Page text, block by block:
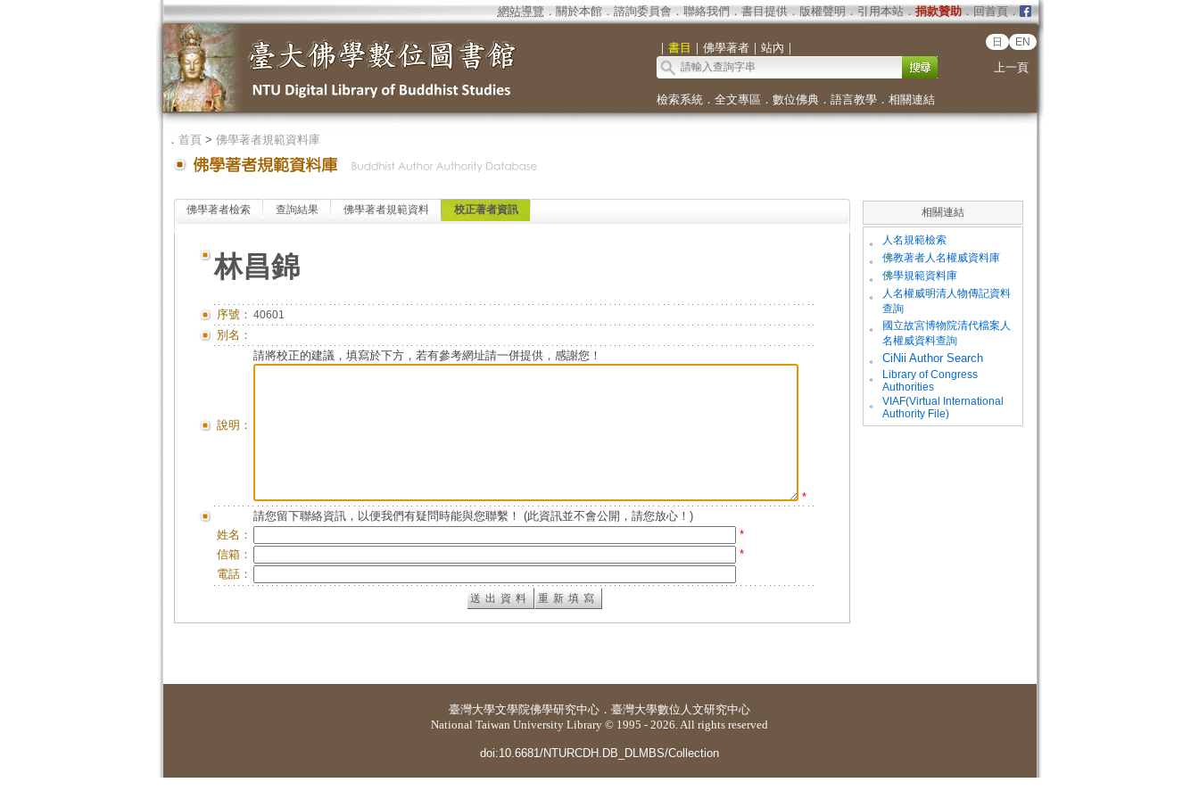
網站導覽 ． 關於本館． 諮詢委員會． 聯絡我們 ． 書目提供． 版權聲明 ． 引用本站． 捐款贊助．回首頁．
｜ 書目 ｜ 佛學著者｜ 站內 ｜ 日 EN
上一頁
檢索系統． 全文專區 ． 數位佛典． 語言教學． 相關連結
． 首頁> 佛學著者規範資料庫
佛學著者檢索 查詢結果 佛學著者規範資料 校正著者資訊
林昌錦
序號： 40601
別名：
說明：
請將校正的建議，填寫於下方，若有參考網址請一併提供，感謝您！
*
請您留下聯絡資訊，以便我們有疑問時能與您聯繫！ (此資訊並不會公開，請您放心！)
姓名：
*
信箱：
*
電話：
相關連結
。 人名規範檢索
。 佛教著者人名權威資料庫
。 佛學規範資料庫
。
人名權威明清人物傳記資料
查詢
。
國立故宮博物院清代檔案人
名權威資料查詢
。
CiNii Author Search
。
Library of Congress
Authorities
。
VIAF(Virtual International
Authority File)
臺灣大學文學院佛學研究中心 ． 臺灣大學數位人文研究中心
National Taiwan University Library © 1995 - 2026. All rights reserved
doi:10.6681/NTURCDH.DB_DLMBS/Collection